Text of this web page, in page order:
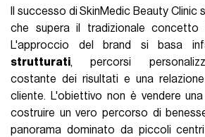
Il successo di SkinMedic Beauty Clinic
che supera il tradizionale
L'approccio del brand si basa
strutturati, percorsi
costante dei risultati e una
cliente. L'obiettivo non è vendere
costruire un vero percorso di
panorama dominato da piccoli